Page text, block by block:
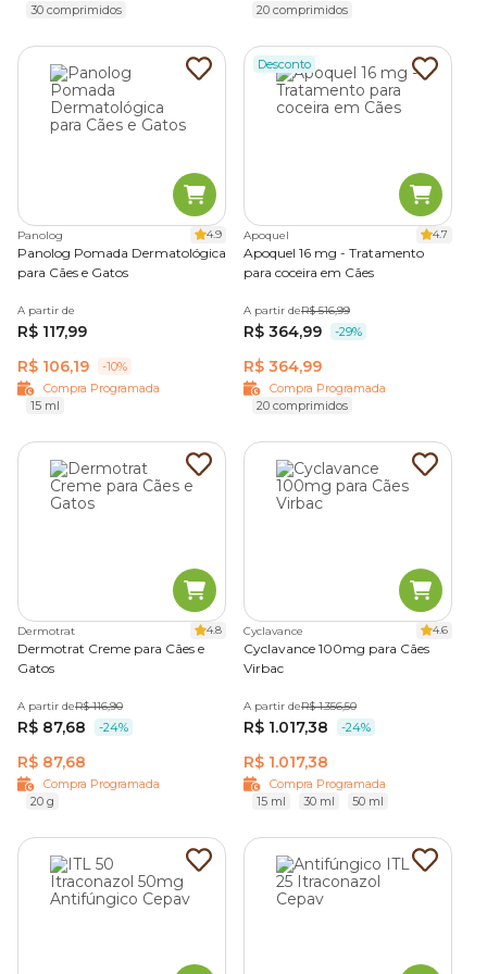
30 comprimidos
20 comprimidos
Panolog 4.9
Panolog Pomada Dermatológica
para Cães e Gatos
A partir de
R$ 117,99
R$ 106,19
-10%
Compra Programada
15 ml
Desconto
Apoquel 4.7
Apoquel 16 mg - Tratamento
para coceira em Cães
A partir deR$ 516,99
R$ 364,99 -29%
R$ 364,99
Compra Programada
20 comprimidos
Dermotrat 4.8
Dermotrat Creme para Cães e
Gatos
A partir deR$ 116,90
R$ 87,68 -24%
R$ 87,68
Compra Programada
20 g
Cyclavance 4.6
Cyclavance 100mg para Cães
Virbac
A partir deR$ 1.356,50
R$ 1.017,38 -24%
R$ 1.017,38
Compra Programada
15 ml
30 ml 50 ml